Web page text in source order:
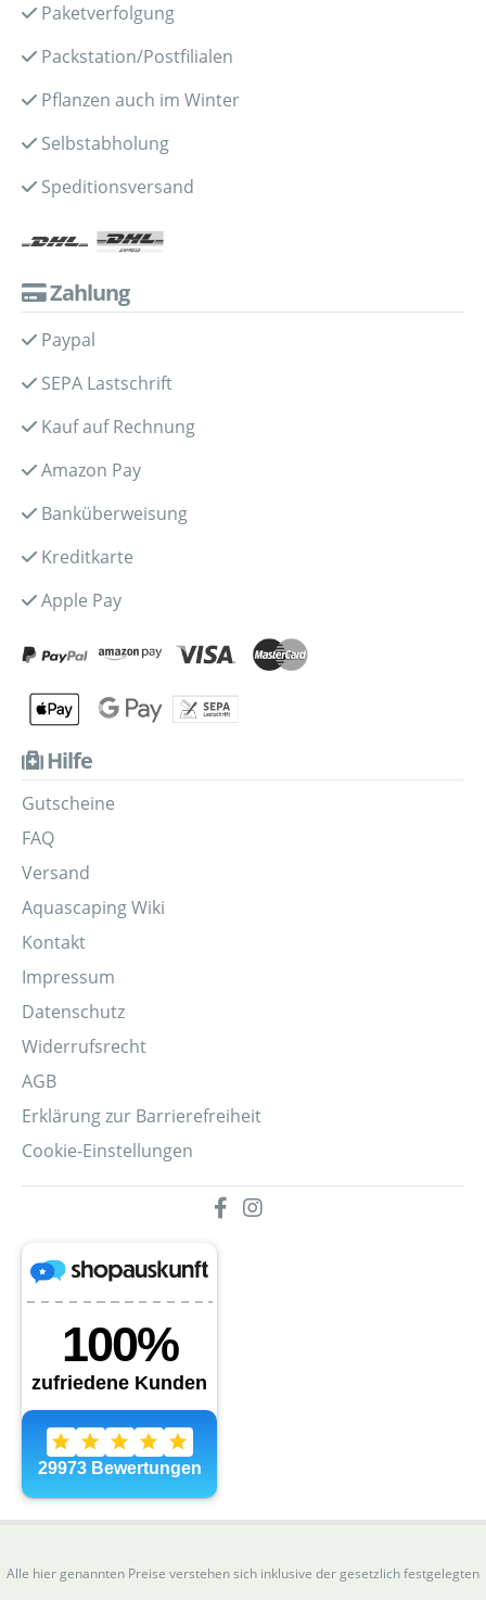
Paketverfolgung
Packstation/Postfilialen
Pflanzen auch im Winter
Selbstabholung
Speditionsversand
Zahlung
Paypal
SEPA Lastschrift
Kauf auf Rechnung
Amazon Pay
Banküberweisung
Kreditkarte
Apple Pay
Hilfe
Gutscheine
FAQ
Versand
Aquascaping Wiki
Kontakt
Impressum
Datenschutz
Widerrufsrecht
AGB
Erklärung zur Barrierefreiheit
Cookie-Einstellungen
Alle hier genannten Preise verstehen sich inklusive der gesetzlich festgelegten